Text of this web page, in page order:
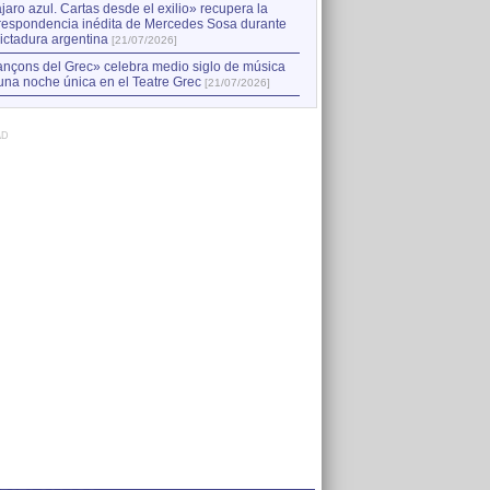
azul. Cartas desde el exilio» recupera la
inédita de Mercedes Sosa durante
argentina [21/07/2026]
del Grec» celebra medio siglo de música
noche única en el Teatre Grec [21/07/2026]